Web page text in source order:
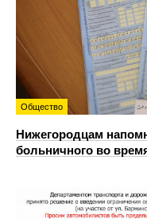
Общество
Нижегородцам
больничного во